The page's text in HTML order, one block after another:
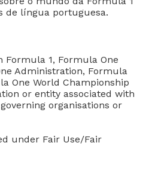
de língua portuguesa.
Formula 1, Formula One
Administration, Formula
One World Championship
or entity associated with
organisations or
under Fair Use/Fair